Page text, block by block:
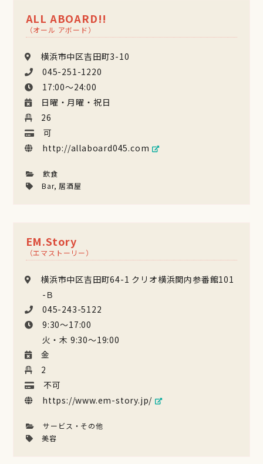
ALL ABOARD!!
（オール アボード）
横浜市中区吉田町3-10
045-251-1220
17:00〜24:00
日曜・月曜・祝日
26
可
http://allaboard045.com
飲食
Bar, 居酒屋
EM.Story
（エマストーリー）
横浜市中区吉田町64-1 クリオ横浜関内参番館101
-Ｂ
045-243-5122
9:30〜17:00
火・木 9:30〜19:00
金
2
不可
https://www.em-story.jp/
サービス・その他
美容